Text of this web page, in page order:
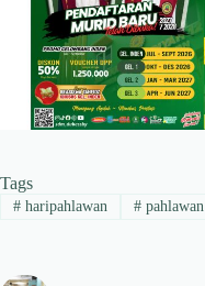
Tags
#haripahlawan #pahlawan